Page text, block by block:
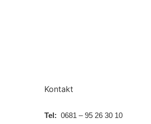
Kontakt
Tel: 0681 – 95 26 30 10